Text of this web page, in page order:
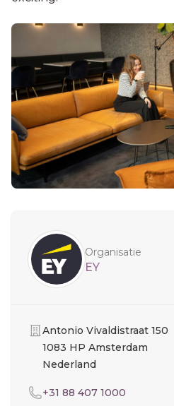
Organisatie
EY
Organisatie
Antonio Vivaldistraat 150
1083 HP Amsterdam
Nederland
Telefoon
+31 88 407 1000